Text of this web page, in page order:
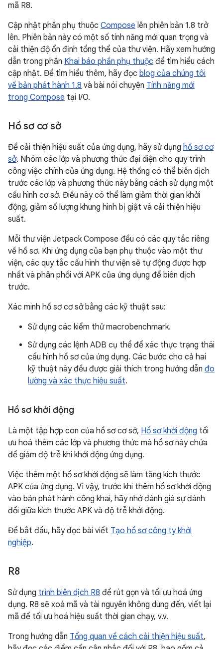
mã R8.
Cập nhật phần phụ thuộc Compose lên phiên bản 1.8 trở
lên. Phiên bản này có một số tính năng mới quan trọng và
cải thiện độ ổn định tổng thể của thư viện. Hãy xem hướng
dẫn trong phần Khai báo phần phụ thuộc để tìm hiểu cách
cập nhật. Để tìm hiểu thêm, hãy đọc blog của chúng tôi
về bản phát hành 1.8 và bài nói chuyện Tính năng mới
trong Compose tại I/O.
Hồ sơ cơ sở
Để cải thiện hiệu suất của ứng dụng, hãy sử dụng hồ sơ cơ
sở. Nhóm các lớp và phương thức đại diện cho quy trình
công việc chính của ứng dụng. Hệ thống có thể biên dịch
trước các lớp và phương thức này bằng cách sử dụng một
cấu hình cơ sở. Điều này có thể làm giảm thời gian khởi
động, giảm số lượng khung hình bị giật và cải thiện hiệu
suất.
Mỗi thư viện Jetpack Compose đều có các quy tắc riêng
về hồ sơ. Khi ứng dụng của bạn phụ thuộc vào một thư
viện, các quy tắc cấu hình thư viện sẽ tự động được hợp
nhất và phân phối với APK của ứng dụng để biên dịch
trước.
Xác minh hồ sơ cơ sở bằng các kỹ thuật sau:
Sử dụng các kiểm thử macrobenchmark.
Sử dụng các lệnh ADB cụ thể để xác thực trạng thái
cấu hình hồ sơ của ứng dụng. Các bước cho cả hai
kỹ thuật này đều được giải thích trong hướng dẫn đo
lường và xác thực hiệu suất.
Hồ sơ khởi động
Là một tập hợp con của hồ sơ cơ sở, Hồ sơ khởi động tối
ưu hoá thêm các lớp và phương thức mà hồ sơ này chứa
để giảm độ trễ khi khởi động ứng dụng.
Việc thêm một hồ sơ khởi động sẽ làm tăng kích thước
APK của ứng dụng. Vì vậy, trước khi thêm hồ sơ khởi động
vào bản phát hành công khai, hãy nhớ đánh giá sự đánh
đổi giữa kích thước APK và độ trễ khởi động.
Để bắt đầu, hãy đọc bài viết Tạo hồ sơ công ty khởi
nghiệp.
R8
Sử dụng trình biên dịch R8 để rút gọn và tối ưu hoá ứng
dụng. R8 sẽ xoá mã và tài nguyên không dùng đến, viết lại
mã để tối ưu hoá hiệu suất thời gian chạy, v.v.
Trong hướng dẫn Tổng quan về cách cải thiện hiệu suất,